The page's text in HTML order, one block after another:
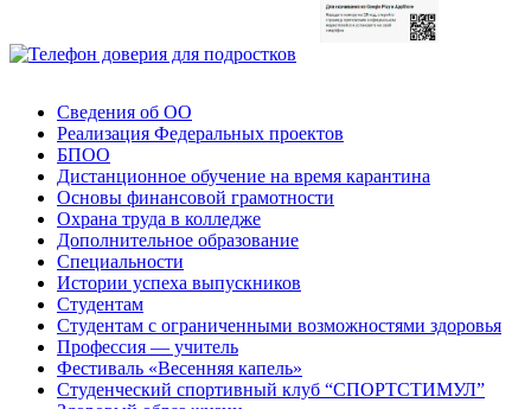
Сведения об ОО
Реализация Федеральных проектов
БПОО
Дистанционное обучение на время карантина
Основы финансовой грамотности
Охрана труда в колледже
Дополнительное образование
Специальности
Истории успеха выпускников
Студентам
Студентам с ограниченными возможностями здоровья
Профессия — учитель
Фестиваль «Весенняя капель»
Студенческий спортивный клуб “СПОРТСТИМУЛ”